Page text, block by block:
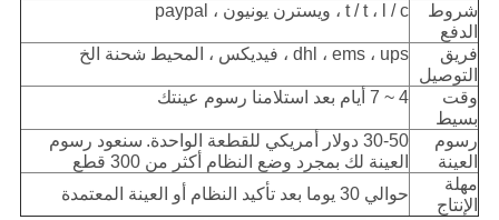
شروط
الدفع
t / t ، l / c ، ويسترن يونيون ، paypal
فريق
التوصيل
dhl ، ems ، ups ، فيديكس ، المحيط شحنة الخ
وقت
بسيط
4 ~ 7 أيام بعد استلامنا رسوم عينتك
رسوم
العينة
30-50 دولار أمريكي للقطعة الواحدة.
سنعود رسوم
العينة لك بمجرد وضع النظام أكثر من 300 قطع
مهلة
الإنتاج
حوالي 30 يوما بعد تأكيد النظام أو العينة المعتمدة